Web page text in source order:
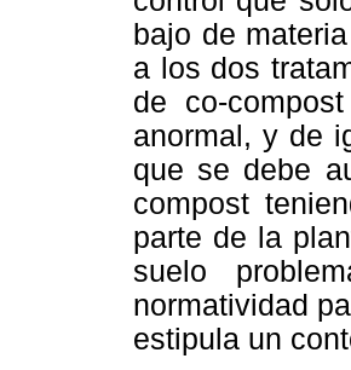
bajo de
a los dos
de co-
anormal, y de
que se debe
compost
parte de la
suelo
normatividad
estipula un